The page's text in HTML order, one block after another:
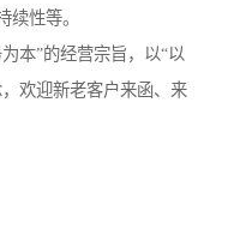
续性等。
本”的经营宗旨，以“以
欢迎新老客户来函、来